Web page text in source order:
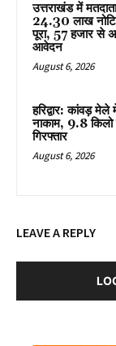
उत्तराखंड में
24.30 लाख
पूरा, 57 हजार से
आवेदन
August 6, 2026
हरिद्वार: कांवड़
नाकाम, 9.8
गिरफ्तार
August 6, 2026
LEAVE A REPLY